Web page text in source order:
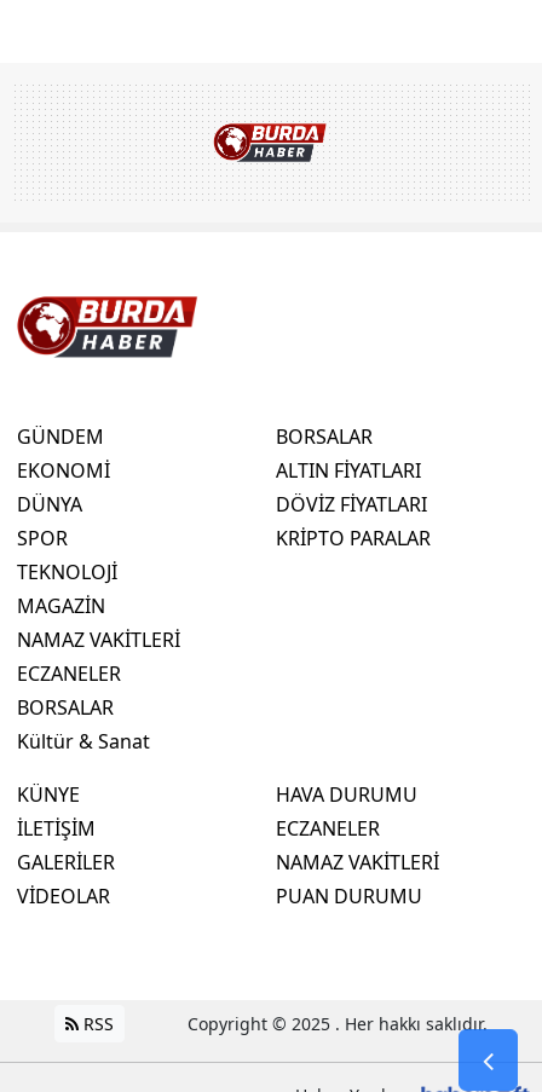
GÜNDEM
EKONOMİ
DÜNYA
SPOR
TEKNOLOJİ
MAGAZİN
NAMAZ VAKİTLERİ
ECZANELER
BORSALAR
Kültür & Sanat
BORSALAR
ALTIN FİYATLARI
DÖVİZ FİYATLARI
KRİPTO PARALAR
KÜNYE
İLETİŞİM
GALERİLER
VİDEOLAR
HAVA DURUMU
ECZANELER
NAMAZ VAKİTLERİ
PUAN DURUMU
RSS Copyright © 2025 . Her hakkı saklıdır.